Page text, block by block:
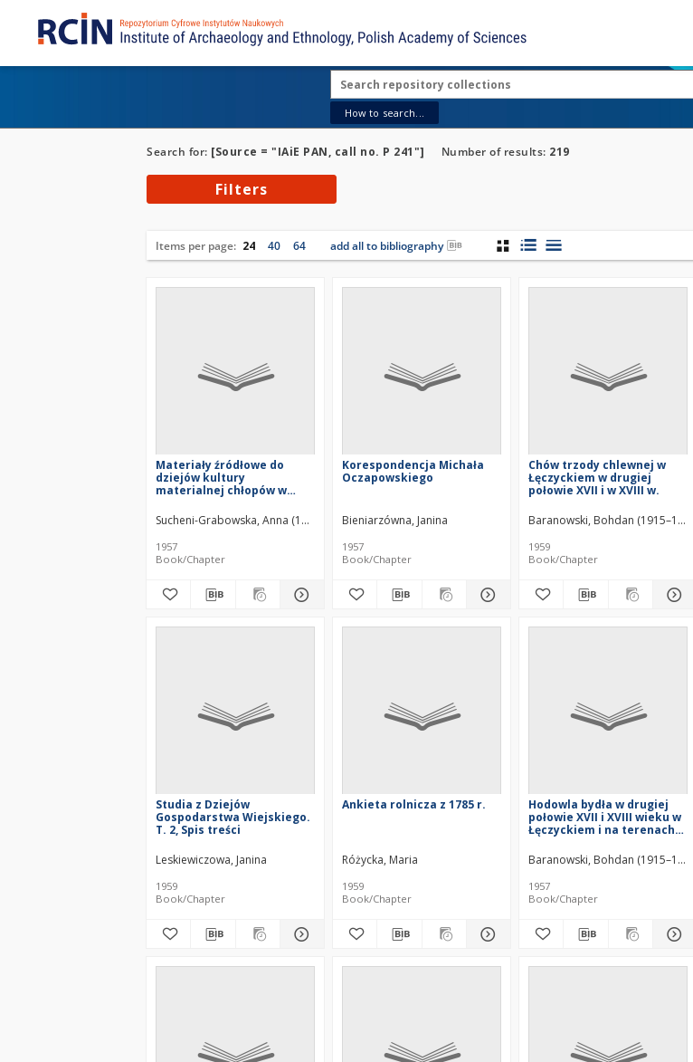
How to search...
Search for: [Source = "IAiE PAN, call no. P 241"] Number of results: 219
Filters
Items per page: 24 40 64 add all to bibliography
Materiały źródłowe do
dziejów kultury
materialnej chłopów w
ziemi wieluńskiej w XVI
wieku
Sucheni-Grabowska, Anna (1920–2012)
1957
Book/Chapter
Korespondencja Michała
Oczapowskiego
Bieniarzówna, Janina
1957
Book/Chapter
Chów trzody chlewnej w
Łęczyckiem w drugiej
połowie XVII i w XVIII w.
Baranowski, Bohdan (1915–1993)
1959
Book/Chapter
Studia z Dziejów
Gospodarstwa Wiejskiego.
T. 2, Spis treści
Leskiewiczowa, Janina
1959
Book/Chapter
Ankieta rolnicza z 1785 r.
Różycka, Maria
1959
Book/Chapter
Hodowla bydła w drugiej
połowie XVII i XVIII wieku w
Łęczyckiem i na terenach
Baranowski, Bohdan (1915–1993)
1957
Book/Chapter